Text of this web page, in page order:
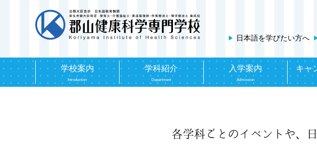
日本語を学びたい方へ
学校案内
Introduction
学科紹介
Department
入学案内
Admission
キャ
各学科ごとのイベントや、